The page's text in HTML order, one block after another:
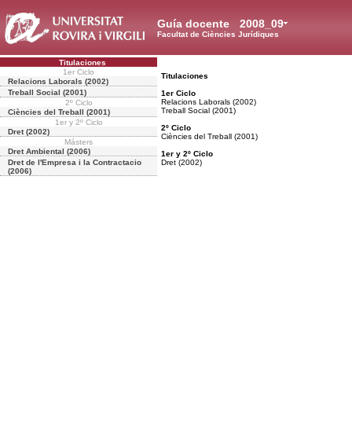
2008_09
Guía docente
Facultat de Ciències Jurídiques
Titulaciones
1er Ciclo
Relacions Laborals (2002)
Treball Social (2001)
2º Ciclo
Ciències del Treball (2001)
1er y 2º Ciclo
Dret (2002)
Másters
Dret Ambiental (2006)
Dret de l'Empresa i la Contractacio
(2006)
Titulaciones
1er Ciclo
Relacions Laborals (2002)
Treball Social (2001)
2º Ciclo
Ciències del Treball (2001)
1er y 2º Ciclo
Dret (2002)